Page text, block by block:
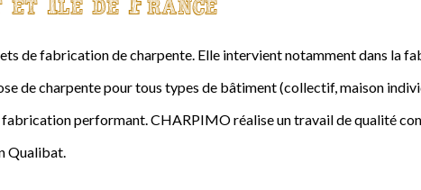
de fabrication de charpente. Elle intervient notamment dans la
de charpente pour tous types de bâtiment (collectif, maison
performant. CHARPIMO réalise un travail de qualité
Qualibat.